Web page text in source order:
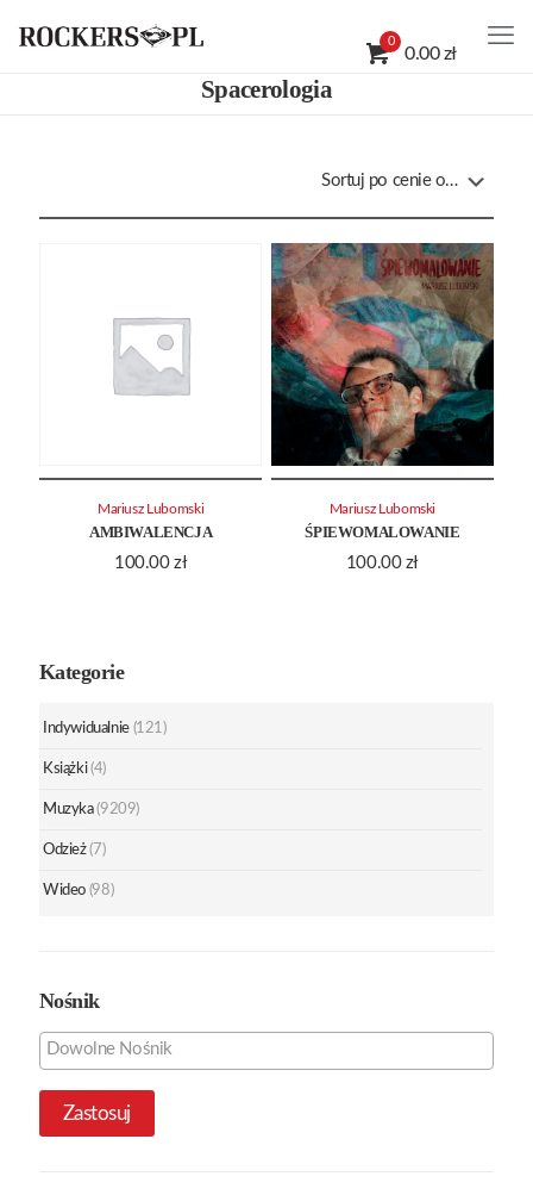
0
0.00 zł
Spacerologia
AMBIWALENCJA
100.00 zł
Mariusz Lubomski
ŚPIEWOMALOWANIE
100.00 zł
Mariusz Lubomski
Kategorie
Indywidualnie (121)
Książki (4)
Muzyka (9209)
Odzież (7)
Wideo (98)
Nośnik
Zastosuj